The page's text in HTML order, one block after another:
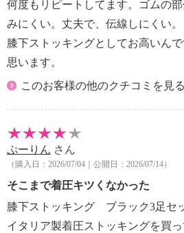
何度もリピートしてます。ゴムの
みにくい。丈夫で、伝線しにくい。
膝下ストッキングとしてお高いん
思います。
このお客様の他のクチコミを見る
ぷーりん さん
（購入日：2026/07/04｜公開日：2026/07/14）
そこまで着圧キツくなかった
膝下ストッキング ブラック3足セ
イタリア製着圧ストッキングを買